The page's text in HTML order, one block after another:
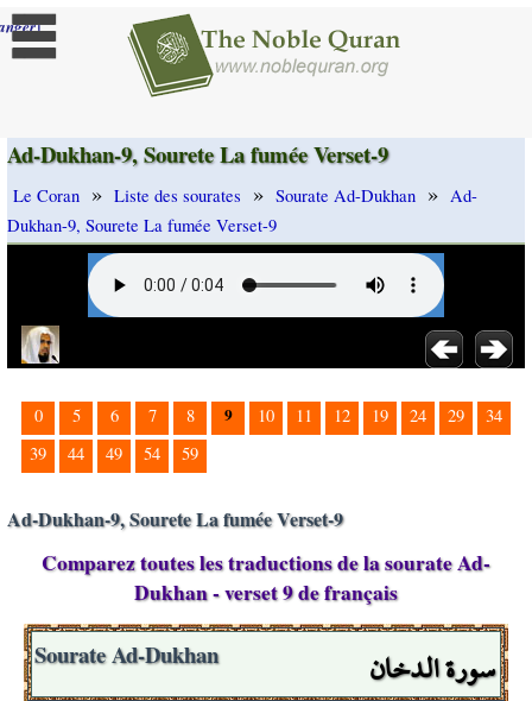
]
Ad-Dukhan-9, Sourete La fumée Verset-9
Le Coran » Liste des sourates » Sourate Ad-Dukhan » Ad-
Dukhan-9, Sourete La fumée Verset-9
0 5 6 7 8 9 10 11 12 19 24 29
34
39
44 49 54 59
Ad-Dukhan-9, Sourete La fumée Verset-9
Comparez toutes les traductions de la sourate Ad-
Dukhan - verset 9 de français
سورة الدخان Sourate Ad-Dukhan